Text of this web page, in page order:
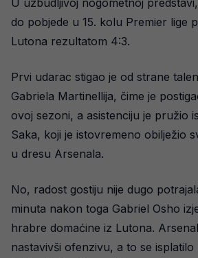
U uzbudljivoj nogometnoj
do pobjede u 15. kolu Premier lige
Lutona rezultatom 4:3.
Prvi udarac stigao je od strane
Gabriela Martinellija, čime je
ovoj sezoni, a asistenciju je pružio
Saka, koji je istovremeno obilježio
u dresu Arsenala.
No, radost gostiju nije dugo
minuta nakon toga Gabriel Osho
hrabre domaćine iz Lutona.
nastavivši ofenzivu, a to se